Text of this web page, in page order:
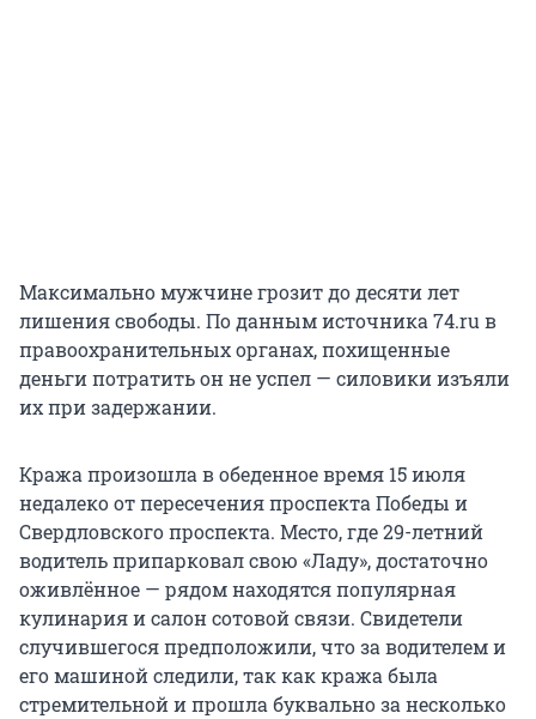
Максимально мужчине грозит до десяти лет
лишения свободы. По данным источника 74.ru в
правоохранительных органах, похищенные
деньги потратить он не успел — силовики изъяли
их при задержании.
Кража произошла в обеденное время 15 июля
недалеко от пересечения проспекта Победы и
Свердловского проспекта. Место, где 29-летний
водитель припарковал свою «Ладу», достаточно
оживлённое — рядом находятся популярная
кулинария и салон сотовой связи. Свидетели
случившегося предположили, что за водителем и
его машиной следили, так как кража была
стремительной и прошла буквально за несколько